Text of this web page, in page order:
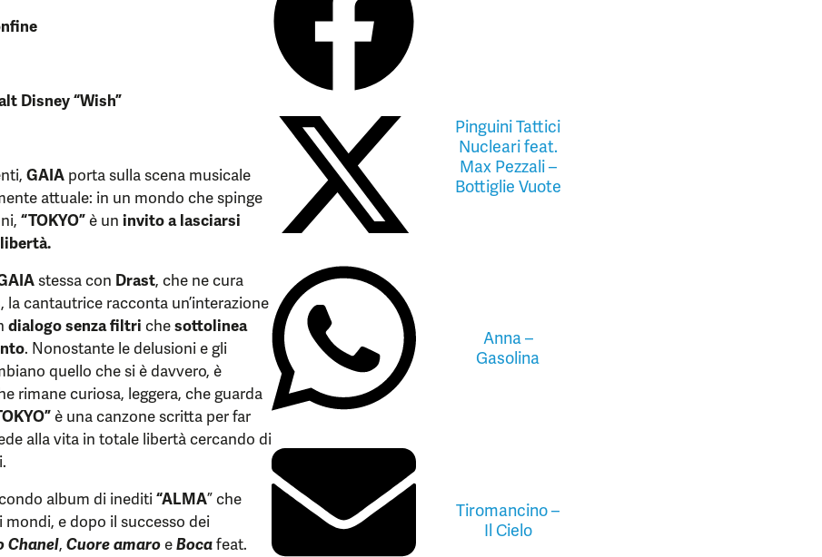
Disney “Wish”
GAIA porta sulla scena musicale
attuale: in un mondo che spinge
“TOKYO”è un invito a lasciarsi
stessa con Drast, che ne cura
, la cantautrice racconta un’interazione
dialogo senza filtri chesottolinea
. Nonostante le delusioni e gli
quello che si è davvero, è
rimane curiosa, leggera, che guarda
”è una canzone scritta per far
alla vita in totale libertà cercando di
album di inediti“ALMA” che
e dopo il successo dei
Chanel, Cuore amaroeBocafeat.
Pinguini Tattici
Nucleari feat.
Max Pezzali –
Bottiglie Vuote
Anna –
Gasolina
Tiromancino –
Il Cielo